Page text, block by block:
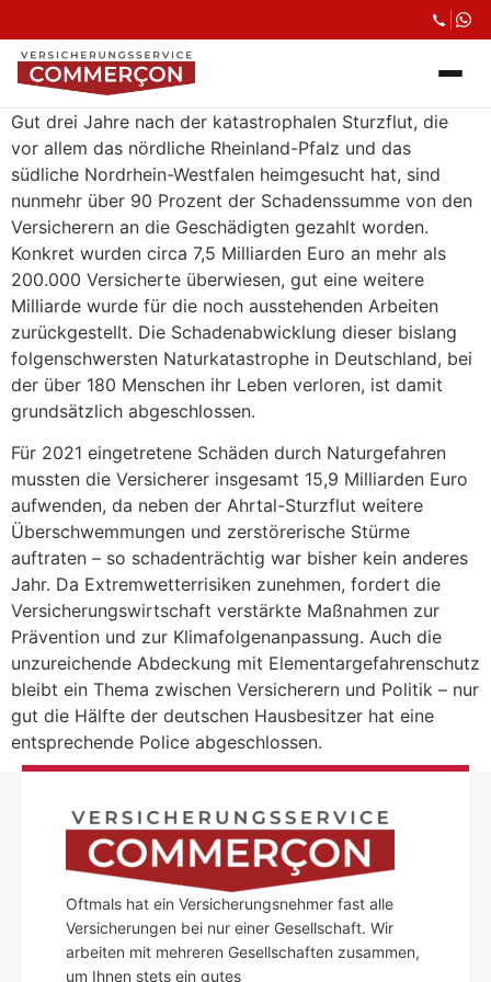
Gut drei Jahre nach der katastrophalen Sturzflut, die
vor allem das nördliche Rheinland-Pfalz und das
südliche Nordrhein-Westfalen heimgesucht hat, sind
nunmehr über 90 Prozent der Schadenssumme von den
Versicherern an die Geschädigten gezahlt worden.
Konkret wurden circa 7,5 Milliarden Euro an mehr als
200.000 Versicherte überwiesen, gut eine weitere
Milliarde wurde für die noch ausstehenden Arbeiten
zurückgestellt. Die Schadenabwicklung dieser bislang
folgenschwersten Naturkatastrophe in Deutschland, bei
der über 180 Menschen ihr Leben verloren, ist damit
grundsätzlich abgeschlossen.
Für 2021 eingetretene Schäden durch Naturgefahren
mussten die Versicherer insgesamt 15,9 Milliarden Euro
aufwenden, da neben der Ahrtal-Sturzflut weitere
Überschwemmungen und zerstörerische Stürme
auftraten – so schadenträchtig war bisher kein anderes
Jahr. Da Extremwetterrisiken zunehmen, fordert die
Versicherungswirtschaft verstärkte Maßnahmen zur
Prävention und zur Klimafolgenanpassung. Auch die
unzureichende Abdeckung mit Elementargefahrenschutz
bleibt ein Thema zwischen Versicherern und Politik – nur
gut die Hälfte der deutschen Hausbesitzer hat eine
entsprechende Police abgeschlossen.
Oftmals hat ein Versicherungsnehmer fast alle
Versicherungen bei nur einer Gesellschaft. Wir
arbeiten mit mehreren Gesellschaften zusammen,
um Ihnen stets ein gutes